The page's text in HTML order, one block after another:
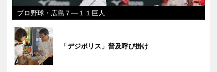
プロ野球・広島７―１１巨人
「デジポリス」普及呼び掛け